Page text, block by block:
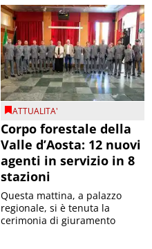
ATTUALITA'
Corpo forestale della
Valle d’Aosta: 12 nuovi
agenti in servizio in 8
stazioni
Questa mattina, a palazzo
regionale, si è tenuta la
cerimonia di giuramento